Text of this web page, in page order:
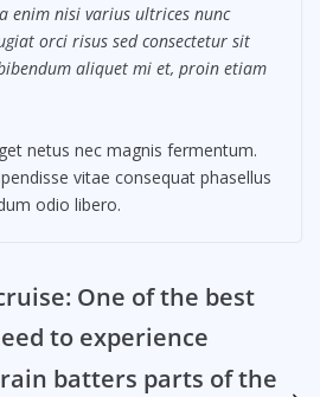
nisi varius ultrices nunc
orci risus sed consectetur sit
aliquet mi et, proin etiam
netus nec magnis fermentum.
vitae consequat phasellus
odio libero.
One of the best
to experience
batters parts of the